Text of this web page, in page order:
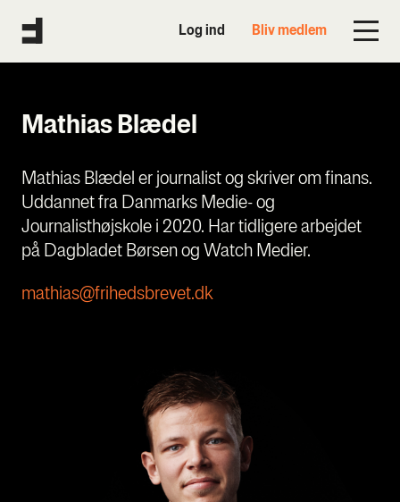
Log ind Bliv medlem
Mathias Blædel
Mathias Blædel er journalist og skriver om finans.
Uddannet fra Danmarks Medie- og
Journalisthøjskole i 2020. Har tidligere arbejdet
på Dagbladet Børsen og Watch Medier.
mathias@frihedsbrevet.dk